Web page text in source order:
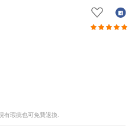
有瑕疵也可免費退換.